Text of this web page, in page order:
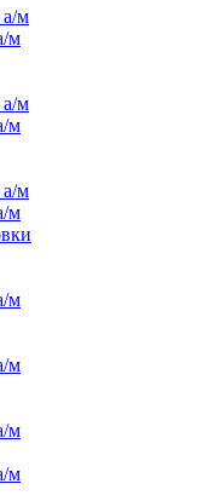
а/м
м
а/м
м
а/м
м
м
м
м
м